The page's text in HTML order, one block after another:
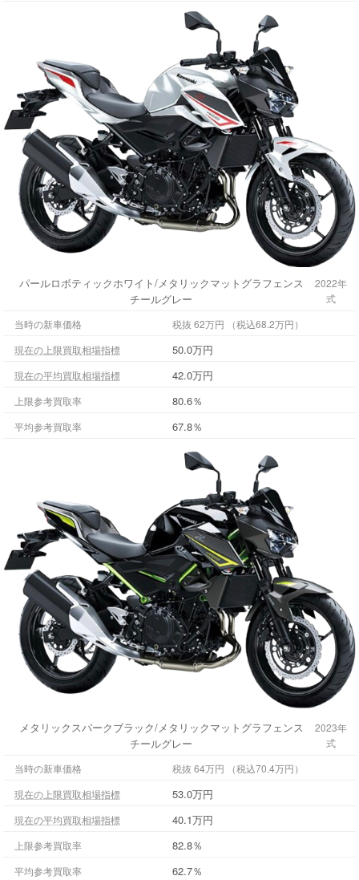
パールロボティックホワイト/メタリックマットグラフェンス
チールグレー
2022年
式
当時の新車価格
税抜 62万円 （税込68.2万円）
現在の上限買取相場指標
50.0万円
現在の平均買取相場指標 42.0万円
上限参考買取率 80.6％
平均参考買取率 67.8％
メタリックスパークブラック/メタリックマットグラフェンス
チールグレー
2023年
式
当時の新車価格
税抜 64万円 （税込70.4万円）
現在の上限買取相場指標
53.0万円
現在の平均買取相場指標 40.1万円
上限参考買取率 82.8％
平均参考買取率 62.7％